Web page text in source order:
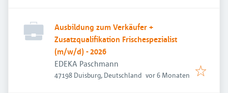
Ausbildung zum Verkäufer +
Zusatzqualifikation Frischespezialist
(m/w/d) - 2026
EDEKA Paschmann
47198 Duisburg, Deutschland Veröffentlicht:
vor 6 Monaten